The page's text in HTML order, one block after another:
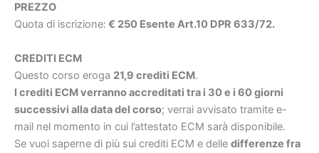
PREZZO
Quota di iscrizione: € 250 Esente Art.10 DPR 633/72.
CREDITI ECM
Questo corso eroga 21,9 crediti ECM.
I crediti ECM verranno accreditati tra i 30 e i 60 giorni
successivi alla data del corso; verrai avvisato tramite e-
mail nel momento in cui l’attestato ECM sarà disponibile.
Se vuoi saperne di più sui crediti ECM e delle differenze fra